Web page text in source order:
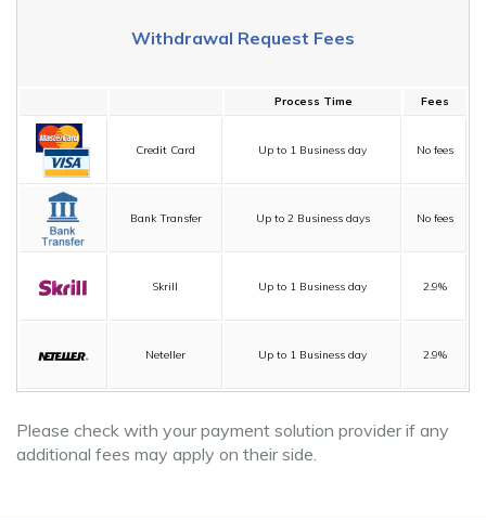
Withdrawal Request Fees
Process Time Fees
Credit Card Up to 1 Business day No fees
Bank Transfer Up to 2 Business days No fees
Skrill Up to 1 Business day 2.9%
Neteller Up to 1 Business day 2.9%
Please check with your payment solution provider if any
additional fees may apply on their side.